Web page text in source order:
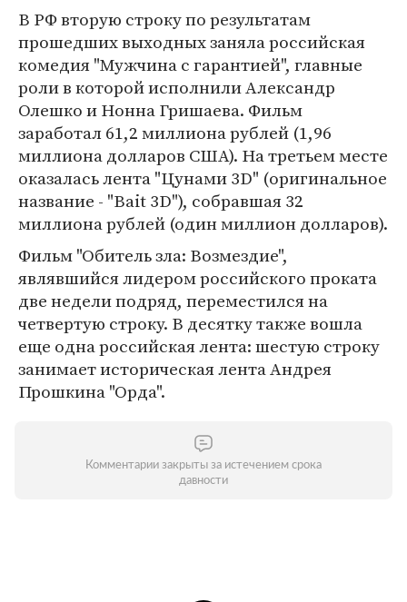
В РФ вторую строку по результатам
прошедших выходных заняла российская
комедия "Мужчина с гарантией", главные
роли в которой исполнили Александр
Олешко и Нонна Гришаева. Фильм
заработал 61,2 миллиона рублей (1,96
миллиона долларов США). На третьем месте
оказалась лента "Цунами 3D" (оригинальное
название - "Bait 3D"), собравшая 32
миллиона рублей (один миллион долларов).
Фильм "Обитель зла: Возмездие",
являвшийся лидером российского проката
две недели подряд, переместился на
четвертую строку. В десятку также вошла
еще одна российская лента: шестую строку
занимает историческая лента Андрея
Прошкина "Орда".
Комментарии закрыты за истечением срока
давности